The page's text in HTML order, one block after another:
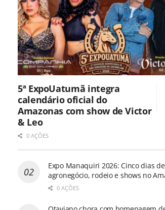
5ª ExpoUatumã integra
calendário oficial do
Amazonas com show de Victor
& Leo
0 AÇÕES
Expo Manaquiri 2026: Cinco dias de
agronegócio, rodeio e shows no
0 AÇÕES